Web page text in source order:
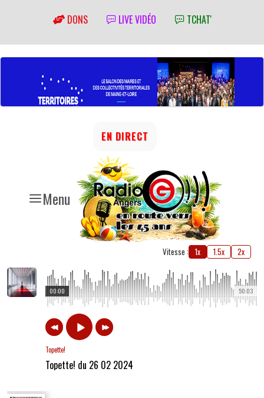
DONS LIVE VIDÉO TCHAT'
Menu
EN DIRECT
Vitesse : 1x 1.5x 2x
50:03
00:00
Topette!
Topette! du 26 02 2024